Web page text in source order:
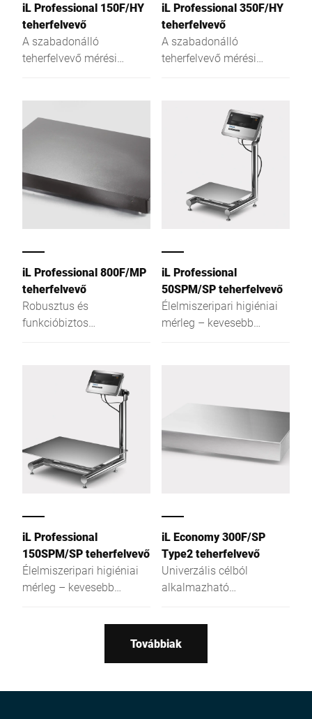
iL Professional 150F/HY
teherfelvevő
A szabadonálló
teherfelvevő mérési
meggyőző egy-, két- vagy
iL Professional 350F/HY
teherfelvevő
A szabadonálló
teherfelvevő mérési
kivitelével egy igazán
meggyőző egy-, két- vagy
többosztású mérleg.
iL Professional 800F/MP
teherfelvevő
Robusztus és
funkcióbiztos
iL Professional
50SPM/SP teherfelvevő
Élelmiszeripari higiéniai
mérleg – kevesebb
iL Professional
150SPM/SP teherfelvevő
Élelmiszeripari higiéniai
mérleg – kevesebb
iL Economy 300F/SP
Type2 teherfelvevő
Univerzális célból
alkalmazható
berendezésekbe szerelve,
Továbbiak